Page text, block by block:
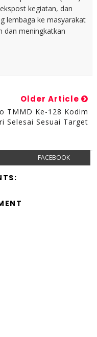
kegiatan, dan
lembaga ke masyarakat
dan meningkatkan
Older Article
TMMD Ke-128 Kodim
Selesai Sesuai Target
FACEBOOK